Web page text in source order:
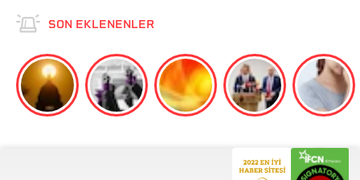
SON EKLENENLER